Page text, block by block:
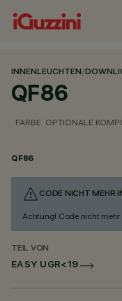
INNENLEUCHTEN/
QF86
FARBE OPTIONALE
QF86
CODE NICHT MEHR
Achtung! Code nicht mehr
TEIL VON
EASY UGR<19